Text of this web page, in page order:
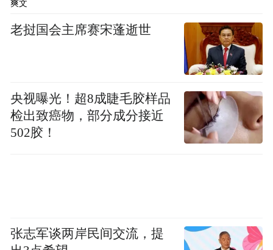
心。退役军人群体自带担当、奉献、坚守的
精神底色，这股军魂力量正是守护少年成长
化、长效化帮扶原则，不搞表面帮扶、形式
慰问，聚焦困境儿童物资保障、心理健康、
情感陪伴三大核心痛点，摒弃刻板的怜悯式
爱，助力困境儿童重塑自信、向阳成长，让
坚毅、勇敢、担当的军魂精神浸润孩童心
爽文
老挝国会主席赛宋蓬逝世
央视曝光！超8成睫毛胶样品
检出致癌物，部分成分接近
502胶！
张志军谈两岸民间交流，提